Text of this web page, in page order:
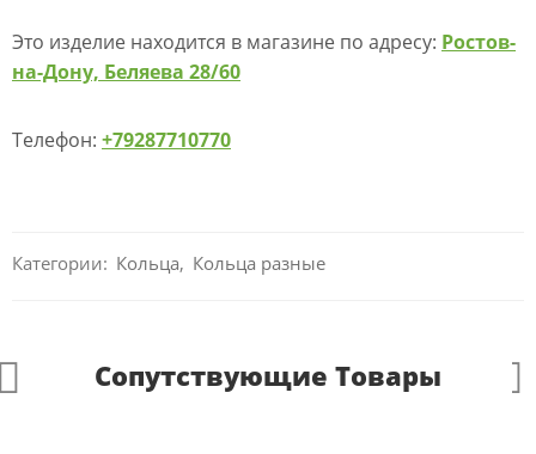
Это изделие находится в магазине по адресу: Ростов-
на-Дону, Беляева 28/60
Телефон: +79287710770
Категории: Кольца, Кольца разные
Сопутствующие Товары